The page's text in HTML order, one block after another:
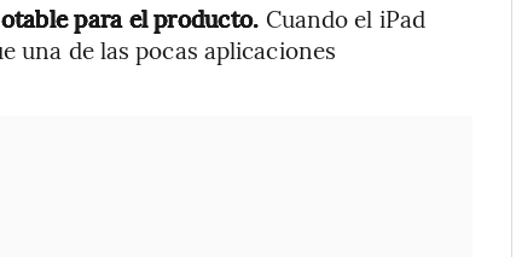
para el producto. Cuando el iPad
una de las pocas aplicaciones